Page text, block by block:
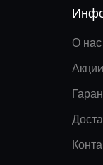
О нас
Акции